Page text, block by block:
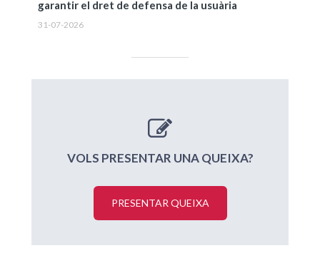
garantir el dret de defensa de la usuària
31-07-2026
VOLS PRESENTAR UNA QUEIXA?
PRESENTAR QUEIXA